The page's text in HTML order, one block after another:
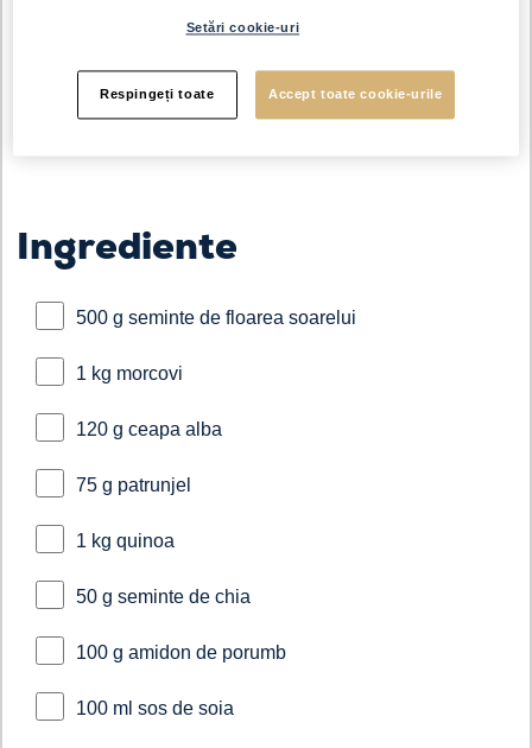
Ingrediente pe baza de plante in interiorul unei delicioase
chifle de burger
Ingrediente
500 g seminte de floarea soarelui
1 kg morcovi
120 g ceapa alba
75 g patrunjel
1 kg quinoa
50 g seminte de chia
100 g amidon de porumb
100 ml sos de soia
Setări cookie-uri
Respingeți toate Accept toate cookie-urile